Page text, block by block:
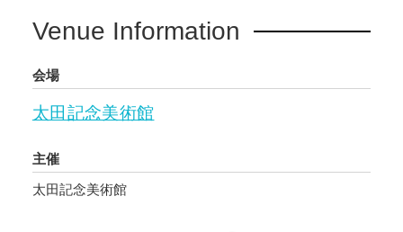
Venue Information
会場
太田記念美術館
主催
太田記念美術館